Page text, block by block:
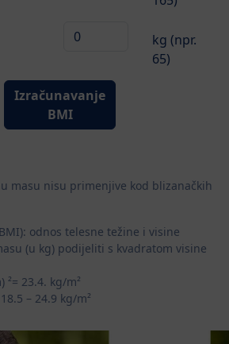
kg (npr.
65)
Izračunavanje
BMI
masu nisu primenjive kod blizanačkih
odnos telesne težine i visine
(u kg) podijeliti s kvadratom visine
²= 23.4. kg/m²
– 24.9 kg/m²